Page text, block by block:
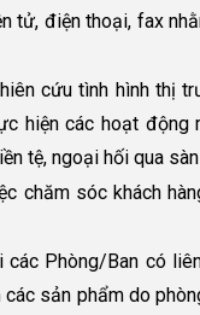
tử, điện thoại, fax
cứu tình hình thị
hiện các hoạt động
tệ, ngoại hối qua
chăm sóc khách
các Phòng/Ban có
các sản phẩm do